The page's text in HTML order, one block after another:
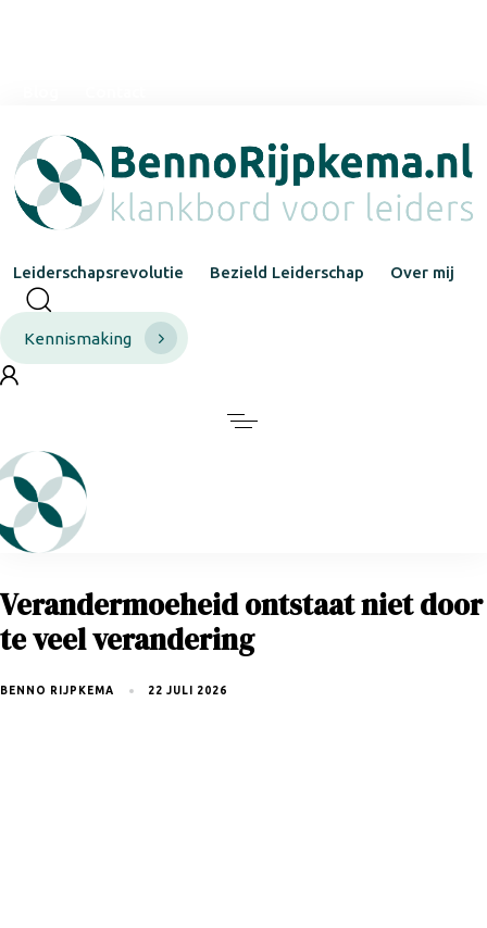
Leiderschapsrevolutie Bezield Leiderschap Over mij
Kennismaking
Verandermoeheid ontstaat niet door
te veel verandering
BENNO RIJPKEMA 22 JULI 2026